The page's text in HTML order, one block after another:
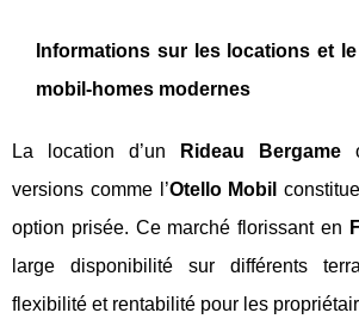
Informations sur les locations et
mobil-homes modernes
La location d’un Rideau Bergame
versions comme l’Otello Mobil
option prisée. Ce marché florissant en
large disponibilité sur différents
flexibilité et rentabilité pour les